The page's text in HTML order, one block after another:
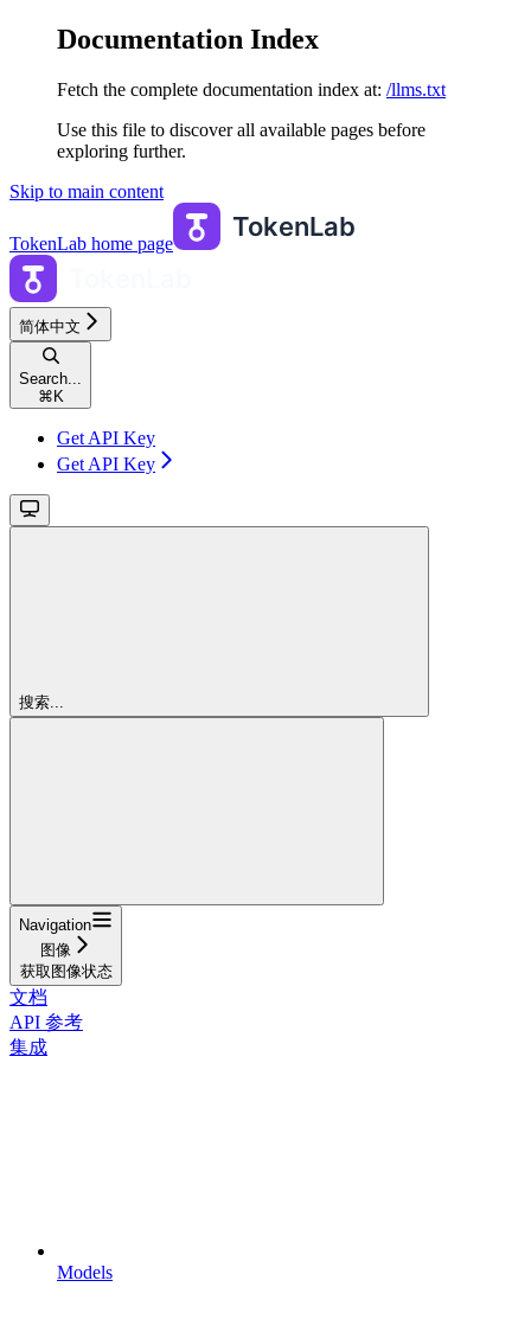
Documentation Index
Fetch the complete documentation index at: /llms.txt
Use this file to discover all available pages before
exploring further.
Skip to main content
TokenLab home page
简体中文
Search...
⌘ K
Get API Key
Get API Key
搜索...
Navigation
图像
获取图像状态
文档
API 参考
集成
Models